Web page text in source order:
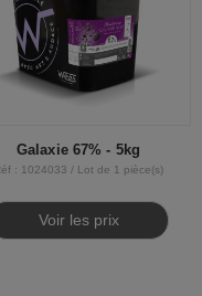
Galaxie 67% - 5kg
: 1024033 / Lot de 1 pièce(s)
Voir les prix